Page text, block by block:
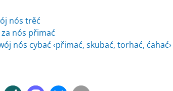
nós trěć
nós přimać
nós cybać ‹přimać, skubać, torhać, ćahać›